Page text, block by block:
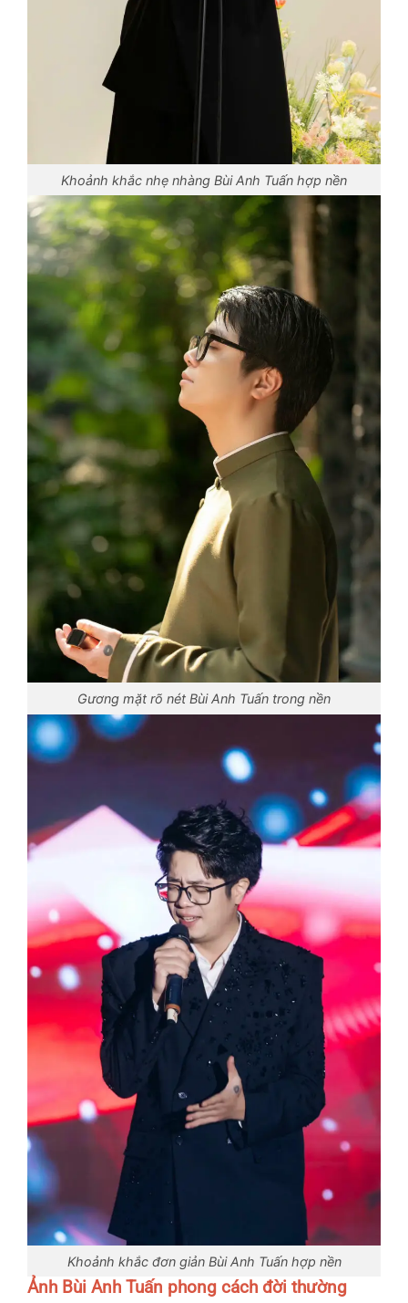
Khoảnh khắc nhẹ nhàng Bùi Anh Tuấn hợp nền
Gương mặt rõ nét Bùi Anh Tuấn trong nền
Khoảnh khắc đơn giản Bùi Anh Tuấn hợp nền
Ảnh Bùi Anh Tuấn phong cách đời thường